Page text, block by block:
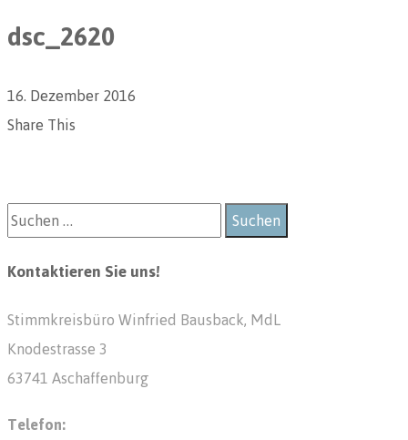
dsc_2620
16. Dezember 2016
Share This
Kontaktieren Sie uns!
Stimmkreisbüro Winfried Bausback, MdL
Knodestrasse 3
63741 Aschaffenburg
Telefon: